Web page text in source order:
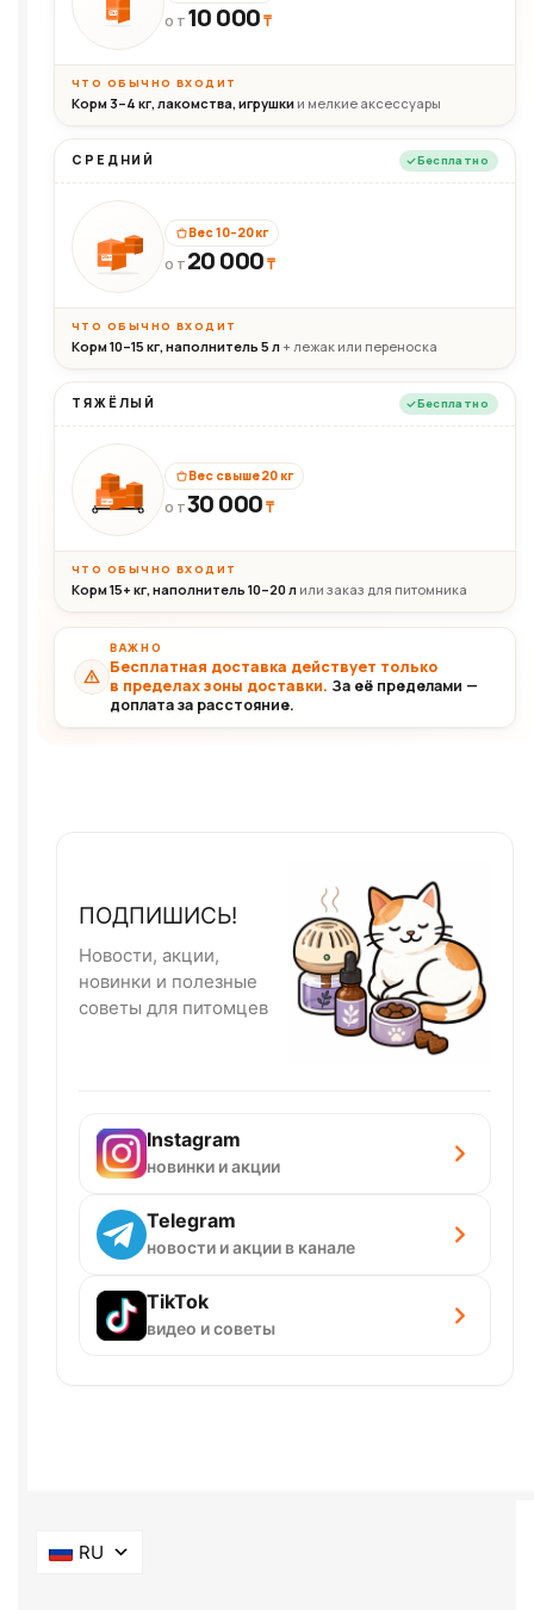
10кг
ОТ 10 000₸
ЧТО ОБЫЧНО ВХОДИТ
Корм 3–4 кг, лакомства, игрушки и мелкие аксессуары
СРЕДНИЙ Бесплатно
20кг
Вес 10–20 кг
ОТ 20 000₸
ЧТО ОБЫЧНО ВХОДИТ
Корм 10–15 кг, наполнитель 5 л+ лежак или переноска
ТЯЖЁЛЫЙ Бесплатно
30+кг
Вес свыше 20 кг
ОТ30 000₸
ЧТО ОБЫЧНО ВХОДИТ
Корм 15+ кг, наполнитель 10–20 л или заказ для питомника
ВАЖНО
Бесплатная доставка действует только
в пределах зоны доставки. За её пределами —
доплата за расстояние.
ПОДПИШИСЬ!
Новости, акции,
новинки и полезные
советы для питомцев
Instagram
новинки и акции
Telegram
новости и акции в канале
TikTok
видео и советы
RU